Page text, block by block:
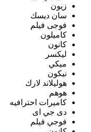
زيون
سان ديسك
فوجى فيلم
كاميلون
كانون
ليكسر
ميكي
نيكون
هوليلاند لارك
هوهم
كاميرات احترافيه
دى جي اى
فوجي فيلم